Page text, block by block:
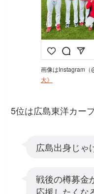
画像はInstagram（
大》
5位は広島東洋カー
広島出身じゃ
戦後の樽募金